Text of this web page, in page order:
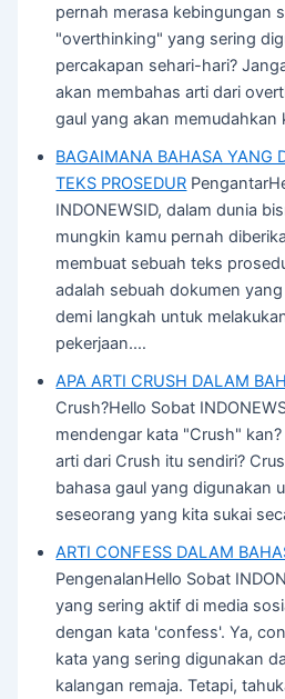
pernah merasa kebingungan
"overthinking" yang sering
percakapan sehari-hari?
akan membahas arti dari
gaul yang akan memudahkan
BAGAIMANA BAHASA YANG
TEKS PROSEDUR
INDONEWSID, dalam dunia
mungkin kamu pernah
membuat sebuah teks
adalah sebuah dokumen
demi langkah untuk
pekerjaan.…
APA ARTI CRUSH DALAM
Crush?Hello Sobat
mendengar kata "Crush"
arti dari Crush itu sendiri?
bahasa gaul yang digunakan
seseorang yang kita sukai
ARTI CONFESS DALAM
PengenalanHello Sobat
yang sering aktif di media
dengan kata 'confess'. Ya,
kata yang sering digunakan
kalangan remaja. Tetapi,